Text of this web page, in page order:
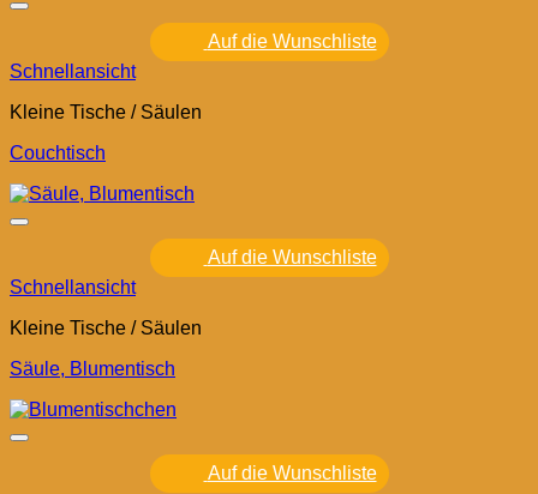
Auf die Wunschliste
Schnellansicht
Kleine Tische / Säulen
Couchtisch
Auf die Wunschliste
Schnellansicht
Kleine Tische / Säulen
Säule, Blumentisch
Auf die Wunschliste